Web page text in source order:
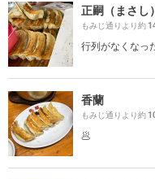
正嗣（まさし
もみじ通りより約
行列がなくなっ
香蘭
もみじ通りより約
🥟